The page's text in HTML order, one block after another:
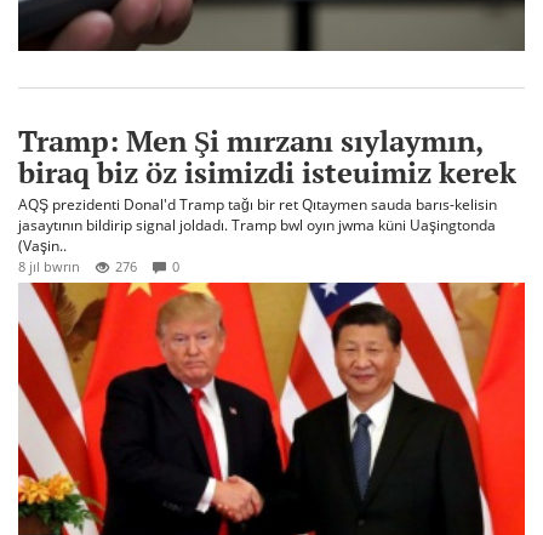
Tramp: Men Şi mırzanı sıylaymın,
biraq biz öz isimizdi isteuimiz kerek
AQŞ prezidenti Donal'd Tramp tağı bir ret Qıtaymen sauda barıs-kelisin
jasaytının bildirip signal joldadı. Tramp bwl oyın jwma küni Uaşingtonda
(Vaşin..
8 jıl bwrın 276 0